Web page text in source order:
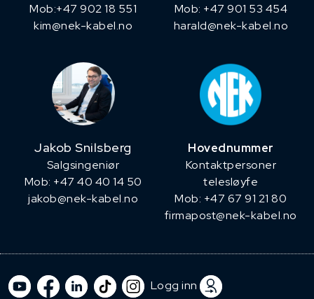
​Mob:+47 902 18 551
kim@nek-kabel.no
Mob: +47 901 53 454
harald@nek-kabel.no
Jakob Snilsberg
​Salgsingeniør
Mob: +47 40 40 14 50
jakob@nek-kabel.no
Hovednummer
Kontaktpersoner
telesløyfe
Mob: +47 67 91 21 80
firmapost@nek-kabel.no
Logg inn